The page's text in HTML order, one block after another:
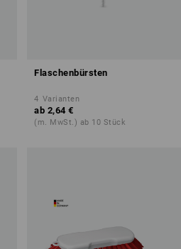
Flaschenbürsten
4 Varianten
ab 2,64 €
(m. MwSt.) ab 10 Stück